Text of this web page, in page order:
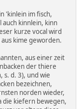
'kinlein im fisch,
kinnlein, kinn
kurze vocal wird
kime geworden.
aus einer zeit
der thiere
s. d. 3), und wie
bezeichnen,
norden wieder,
die kiefern bewegen,